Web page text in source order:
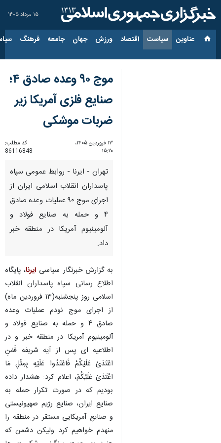
۱۵ مرداد ۱۴۰۵
عناوین‌ سیاست اقتصاد ورزش جهان جامعه فرهنگ
موج ۹۰ وعده صادق ۴؛
صنایع فلزی آمریکا زیر
ضربات موشکی
۱۳ فروردین ۱۴۰۵،
۱۵:۲۰
کد مطلب:
86116848
تهران - ایرنا - روابط عمومی سپاه
پاسداران انقلاب اسلامی ایران از
اجرای موج ۹۰ عملیات وعده صادق
۴ و حمله به صنایع فولاد و
آلومینیوم آمریکا در منطقه خبر
داد.
به گزارش خبرنگار سیاسی ایرنا، پایگاه
اطلاع رسانی سپاه پاسداران انقلاب
اسلامی روز پنجشنبه(۱۳ فروردین ماه)
از اجرای موج نودم عملیات وعده
صادق ۴ و حمله به صنایع فولاد و
آلومینیوم آمریکا در منطقه خبر و در
اطلاعیه ای پس از آیه شریفه فَمَنِ
اعْتَدَیٰ عَلَیْکُمْ فَاعْتَدُوا عَلَیْهِ بِمِثْلِ مَا
اعْتَدَیٰ عَلَیْکُمْ، اعلام کرد: هشدار داده
بودیم که در صورت تکرار حمله به
صنایع ایران، صنایع رژیم صهیونیستی
و صنایع آمریکایی مستقر در منطقه را
منهدم خواهیم کرد ولیکن دشمن که